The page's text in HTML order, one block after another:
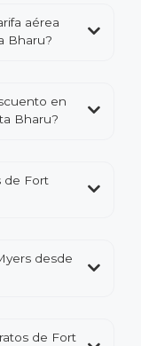
aérea
Bharu?
en
Bharu?
de Fort
desde
de Fort